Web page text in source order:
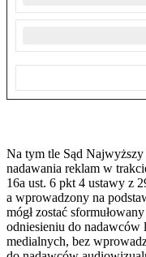
Na tym tle Sąd
nadawania reklam w
16a ust. 6 pkt 4 ustawy z
a wprowadzony na
mógł zostać
odniesieniu do nadawców
medialnych, bez